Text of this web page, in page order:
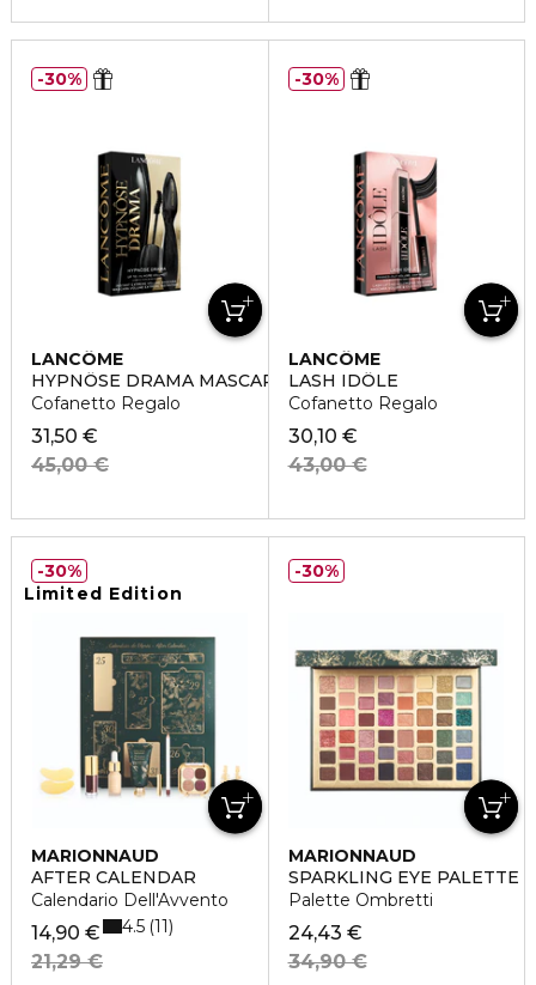
LANCÔME
HYPNÔSE DRAMA MASCARA
Cofanetto Regalo
31,50 €
45,00 €
30%
LANCÔME
LASH IDÔLE
Cofanetto Regalo
30,10 €
43,00 €
30%
Limited Edition
MARIONNAUD
AFTER CALENDAR
Calendario Dell'Avvento
14,90 €
21,29 €
4.5 11
30%
MARIONNAUD
SPARKLING EYE PALETTE
Palette Ombretti
24,43 €
34,90 €
30%